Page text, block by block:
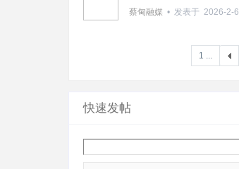
蔡甸融媒 • 发表于 2026-2-6
1 ...
快速发帖